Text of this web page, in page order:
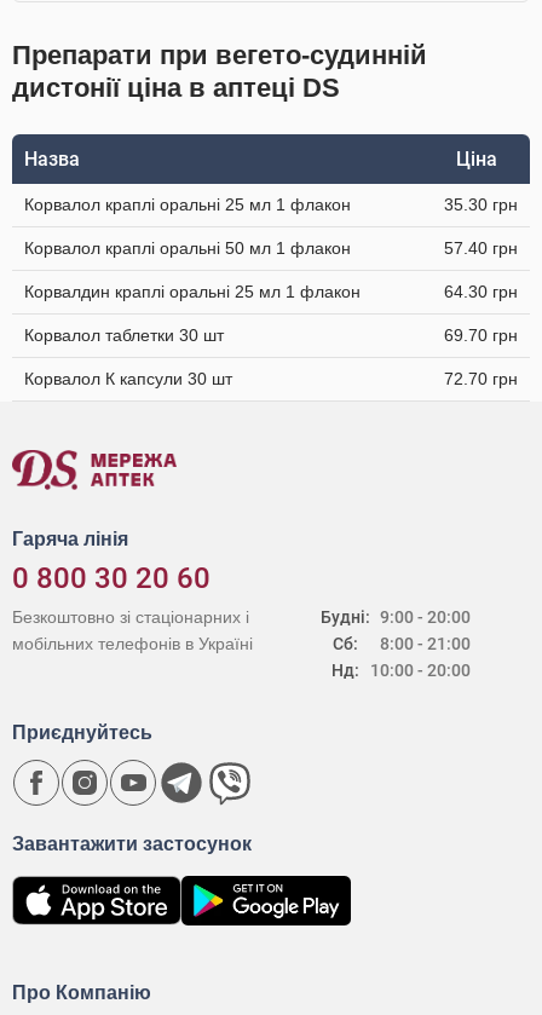
Препарати при вегето-судинній
дистонії ціна в аптеці DS
Назва Ціна
Корвалол краплі оральні 25 мл 1 флакон 35.30 грн
Корвалол краплі оральні 50 мл 1 флакон 57.40 грн
Корвалдин краплі оральні 25 мл 1 флакон 64.30 грн
Корвалол таблетки 30 шт 69.70 грн
Корвалол К капсули 30 шт 72.70 грн
Гаряча лінія
0 800 30 20 60
Будні:
Сб:
Нд:
9:00 - 20:00
8:00 - 21:00
10:00 - 20:00
Безкоштовно зі стаціонарних і
мобільних телефонів в Україні
Про Компанію
Завантажити застосунок
Приєднуйтесь